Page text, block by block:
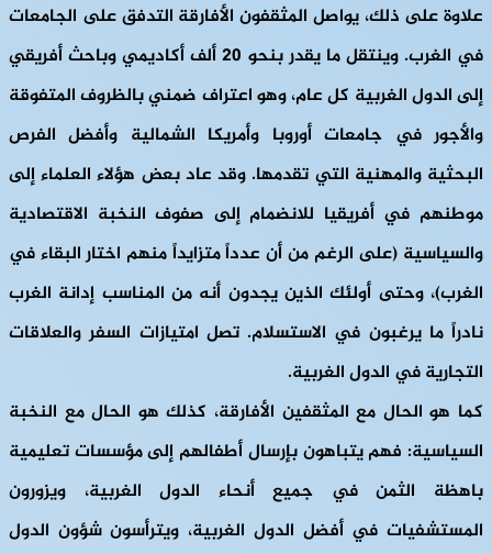
علاوة على ذلك، يواصل المثقفون الأفارقة التدفق على الجامعات
في الغرب. وينتقل ما يقدر بنحو 20 ألف أكاديمي وباحث أفريقي
إلى الدول الغربية كل عام، وهو اعتراف ضمني بالظروف المتفوقة
والأجور في جامعات أوروبا وأمريكا الشمالية وأفضل الفرص
البحثية والمهنية التي تقدمها. وقد عاد بعض هؤلاء العلماء إلى
موطنهم في أفريقيا للانضمام إلى صفوف النخبة الاقتصادية
والسياسية (على الرغم من أن عدداً متزايداً منهم اختار البقاء في
الغرب)، وحتى أولئك الذين يجدون أنه من المناسب إدانة الغرب
نادراً ما يرغبون في الاستسلام. تصل امتيازات السفر والعلاقات
التجارية في الدول الغربية.
كما هو الحال مع المثقفين الأفارقة، كذلك هو الحال مع النخبة
السياسية: فهم يتباهون بإرسال أطفالهم إلى مؤسسات تعليمية
باهظة الثمن في جميع أنحاء الدول الغربية، ويزورون
المستشفيات في أفضل الدول الغربية، ويترأسون شؤون الدول